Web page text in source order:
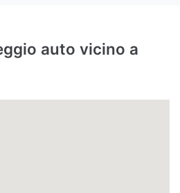
auto vicino a